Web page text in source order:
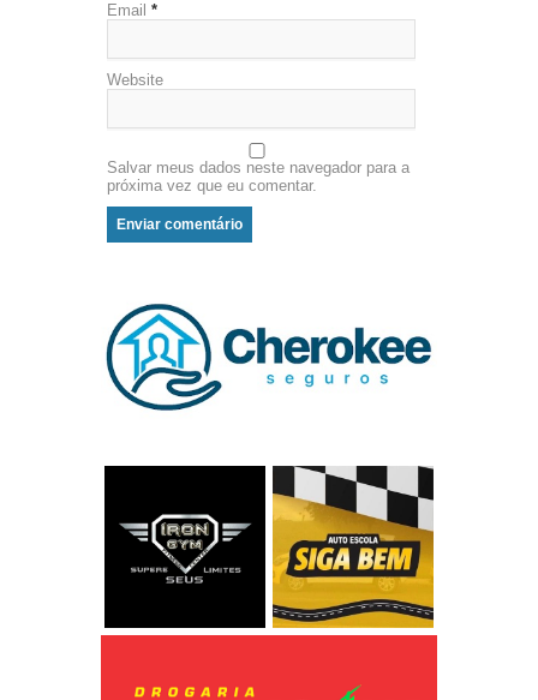
Email *
Website
Salvar meus dados neste navegador para a
próxima vez que eu comentar.